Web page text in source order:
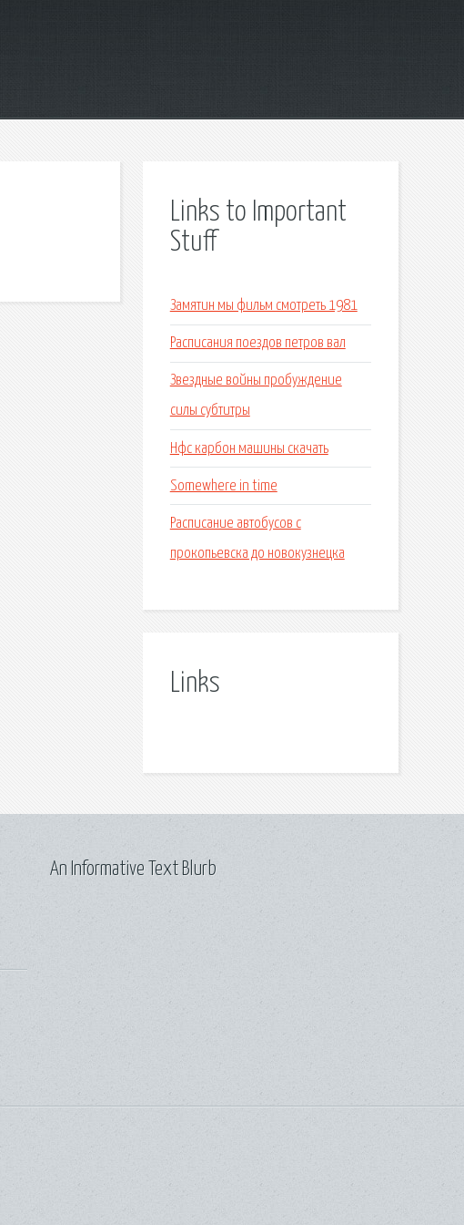
Links to Important
Stuff
Замятин мы фильм смотреть 1981
Расписания поездов петров вал
Звездные войны пробуждение
силы субтитры
Нфс карбон машины скачать
Somewhere in time
Расписание автобусов с
прокопьевска до новокузнецка
Links
An Informative Text Blurb